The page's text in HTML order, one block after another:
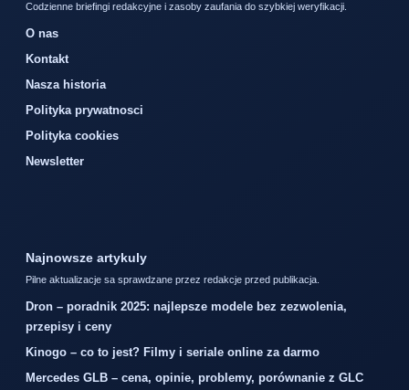
Codzienne briefingi redakcyjne i zasoby zaufania do szybkiej weryfikacji.
O nas
Kontakt
Nasza historia
Polityka prywatnosci
Polityka cookies
Newsletter
Najnowsze artykuly
Pilne aktualizacje sa sprawdzane przez redakcje przed publikacja.
Dron – poradnik 2025: najlepsze modele bez zezwolenia,
przepisy i ceny
Kinogo – co to jest? Filmy i seriale online za darmo
Mercedes GLB – cena, opinie, problemy, porównanie z GLC